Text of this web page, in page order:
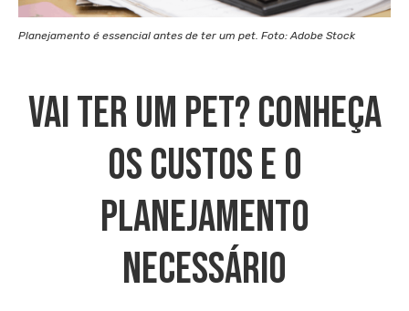
Planejamento é essencial antes de ter um pet. Foto: Adobe Stock
Vai Ter Um Pet? Conheça
Os Custos E O
Planejamento
Necessário